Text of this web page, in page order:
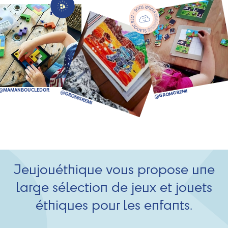
Jeujouéthique vous propose une
large sélection de jeux et jouets
éthiques pour les enfants.